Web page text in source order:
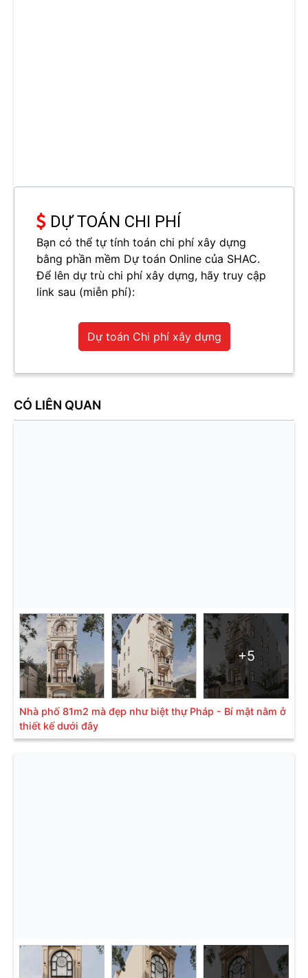
DỰ TOÁN CHI PHÍ
Bạn có thể tự tính toán chi phí xây dựng
bằng phần mềm Dự toán Online của SHAC.
Để lên dự trù chi phí xây dựng, hãy truy cập
link sau (miễn phí):
Dự toán Chi phí xây dựng
CÓ LIÊN QUAN
+5
Nhà phố 81m2 mà đẹp như biệt thự Pháp - Bí mật nằm ở
thiết kế dưới đây